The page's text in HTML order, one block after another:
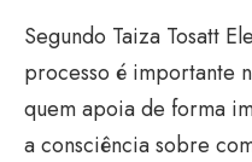
Segundo Taiza Tosatt
processo é importante
quem apoia de forma
a consciência sobre